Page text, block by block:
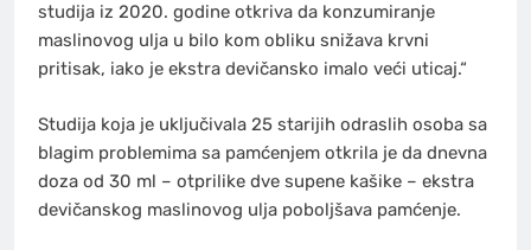
studija iz 2020. godine otkriva da konzumiranje
maslinovog ulja u bilo kom obliku snižava krvni
pritisak, iako je ekstra devičansko imalo veći uticaj.“
Studija koja je uključivala 25 starijih odraslih osoba sa
blagim problemima sa pamćenjem otkrila je da dnevna
doza od 30 ml – otprilike dve supene kašike – ekstra
devičanskog maslinovog ulja poboljšava pamćenje.